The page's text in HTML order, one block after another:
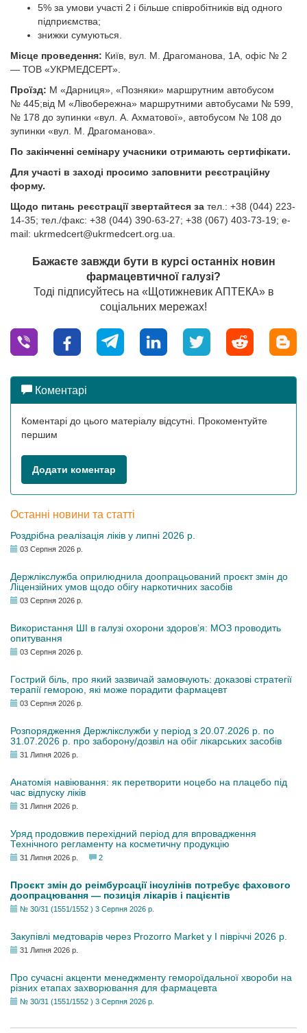
5% за умови участі 2 і більше співробітників від одного
підприємства;
знижки сумуються.
Місце проведення: Київ, вул. М. Драгоманова, 1А, офіс № 2
— ТОВ «УКРМЕДСЕРТ».
Проїзд: М «Дарниця», «Позняки» маршрутним автобусом
№ 445;від М «Лівобережна» маршрутними автобусами № 599,
№ 178 до зупинки «вул. А. Ахматової», автобусом № 108 до
зупинки «вул. М. Драгоманова».
По закінченні семінару учасники отримають сертифікати.
Для участі в заході просимо заповнити реєстраційну
форму.
Щодо питань реєстрації звертайтеся за тел.: +38 (044) 223-
14-35; тел./факс: +38 (044) 390-63-27; +38 (067) 403-73-19; е-
mail: ukrmedcert@ukrmedcert.org.ua
Бажаєте завжди бути в курсі останніх новин
фармацевтичної галузі?
Тоді підписуйтесь на «Щотижневик АПТЕКА» в
соціальних мережах!
Коментарі
Коментарі до цього матеріалу відсутні. Прокоментуйте
першим
Додати коментар
Останні новини та статті
Роздрібна реалізація ліків у липні 2026 р.
03 Серпня 2026 р.
Держлікслужба оприлюднила доопрацьований проєкт змін до
Ліцензійних умов щодо обігу наркотичних засобів
03 Серпня 2026 р.
Використання ШІ в галузі охорони здоров’я: МОЗ проводить
опитування
03 Серпня 2026 р.
Гострий біль, про який зазвичай замовчують: доказові стратегії
терапії геморою, які може порадити фармацевт
03 Серпня 2026 р.
Розпорядження Держлікслужби у період з 20.07.2026 р. по
31.07.2026 р. про заборону/дозвіл на обіг лікарських засобів
31 Липня 2026 р.
Анатомія навіювання: як перетворити ноцебо на плацебо під
час відпуску ліків
31 Липня 2026 р.
Уряд продовжив перехідний період для впровадження
Технічного регламенту на косметичну продукцію
31 Липня 2026 р. 2
Проєкт змін до реімбурсації інсулінів потребує фахового
доопрацювання — позиція лікарів і пацієнтів
№ 30/31 (1551/1552 ) 3 Серпня 2026 р.
Закупівлі медтоварів через Prozorro Market у I півріччі 2026 р.
31 Липня 2026 р.
Про сучасні акценти менеджменту гемороїдальної хвороби на
різних етапах захворювання для фармацевта
№ 30/31 (1551/1552 ) 3 Серпня 2026 р.